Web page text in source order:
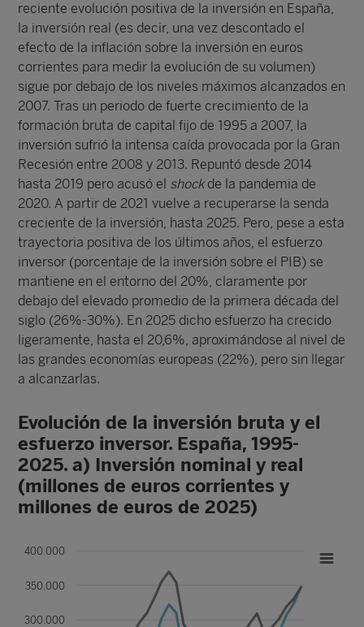
reciente evolución positiva de la inversión en España,
la inversión real (es decir, una vez descontado el
efecto de la inflación sobre la inversión en euros
corrientes para medir la evolución de su volumen)
sigue por debajo de los niveles máximos alcanzados en
2007. Tras un periodo de fuerte crecimiento de la
formación bruta de capital fijo de 1995 a 2007, la
inversión sufrió la intensa caída provocada por la Gran
Recesión entre 2008 y 2013. Repuntó desde 2014
hasta 2019 pero acusó el shockde la pandemia de
2020. A partir de 2021 vuelve a recuperarse la senda
creciente de la inversión, hasta 2025. Pero, pese a esta
trayectoria positiva de los últimos años, el esfuerzo
inversor (porcentaje de la inversión sobre el PIB) se
mantiene en el entorno del 20%, claramente por
debajo del elevado promedio de la primera década del
siglo (26%-30%). En 2025 dicho esfuerzo ha crecido
ligeramente, hasta el 20,6%, aproximándose al nivel de
las grandes economías europeas (22%), pero sin llegar
a alcanzarlas.
Evolución de la inversión bruta y el
esfuerzo inversor. España, 1995-
2025. a) Inversión nominal y real
(millones de euros corrientes y
millones de euros de 2025)
300.000
350.000
400.000